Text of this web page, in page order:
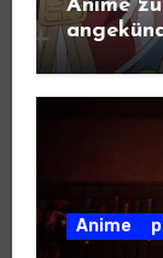
Anime
Anime